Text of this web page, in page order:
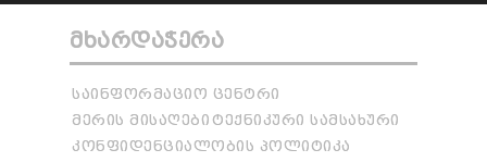
ᲛᲮᲐᲠᲓᲐᲭᲔᲠᲐ
ᲡᲐᲘᲜᲤᲝᲠᲛᲐᲪᲘᲝ ᲪᲔᲜᲢᲠᲘ
ᲛᲔᲠᲘᲡ ᲛᲘᲡᲐᲦᲔᲑᲘ ᲢᲔᲥᲜᲘᲙᲣᲠᲘ ᲡᲐᲛᲡᲐᲮᲣᲠᲘ
ᲙᲝᲜᲤᲘᲓᲔᲜᲪᲘᲐᲚᲝᲑᲘᲡ ᲞᲝᲚᲘᲢᲘᲙᲐ